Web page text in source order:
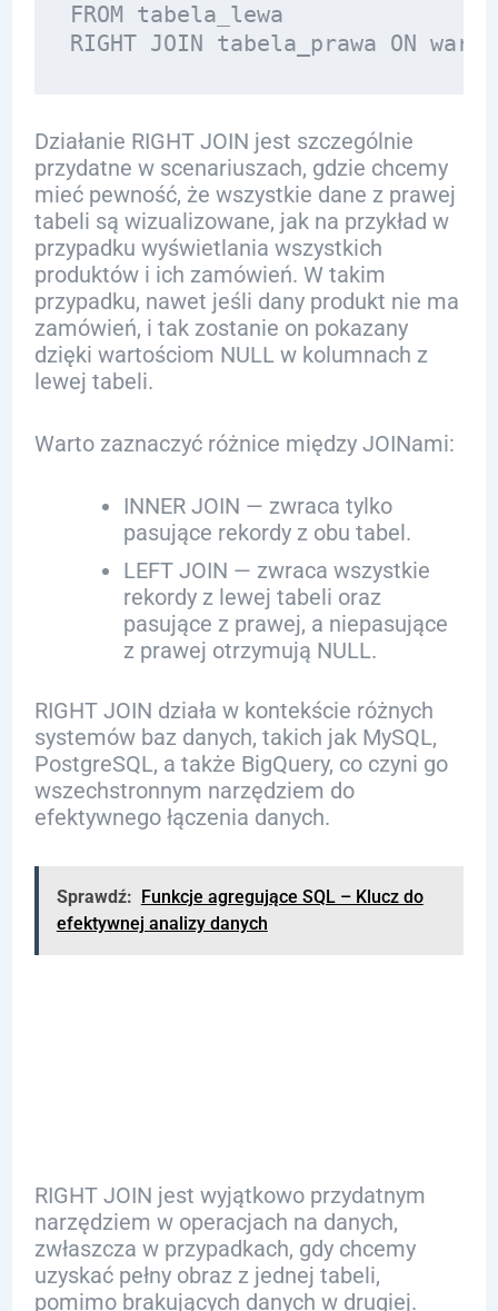
FROM tabela_lewa
Działanie RIGHT JOIN jest szczególnie
przydatne w scenariuszach, gdzie chcemy
mieć pewność, że wszystkie dane z prawej
tabeli są wizualizowane, jak na przykład w
przypadku wyświetlania wszystkich
produktów i ich zamówień. W takim
przypadku, nawet jeśli dany produkt nie ma
zamówień, i tak zostanie on pokazany
dzięki wartościom NULL w kolumnach z
lewej tabeli.
Warto zaznaczyć różnice między JOINami:
INNER JOIN — zwraca tylko
pasujące rekordy z obu tabel.
LEFT JOIN — zwraca wszystkie
rekordy z lewej tabeli oraz
pasujące z prawej, a niepasujące
z prawej otrzymują NULL.
RIGHT JOIN działa w kontekście różnych
systemów baz danych, takich jak MySQL,
PostgreSQL, a także BigQuery, co czyni go
wszechstronnym narzędziem do
efektywnego łączenia danych.
Sprawdź: Funkcje agregujące SQL – Klucz do
efektywnej analizy danych
RIGHT JOIN jest wyjątkowo przydatnym
narzędziem w operacjach na danych,
zwłaszcza w przypadkach, gdy chcemy
uzyskać pełny obraz z jednej tabeli,
pomimo brakujących danych w drugiej.